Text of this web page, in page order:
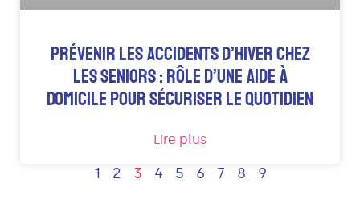
PRÉVENIR LES ACCIDENTS D’HIVER CHEZ
LES SENIORS : RÔLE D’UNE AIDE À
DOMICILE POUR SÉCURISER LE QUOTIDIEN
Lire plus
1 2 3 4 5 6 7 8 9